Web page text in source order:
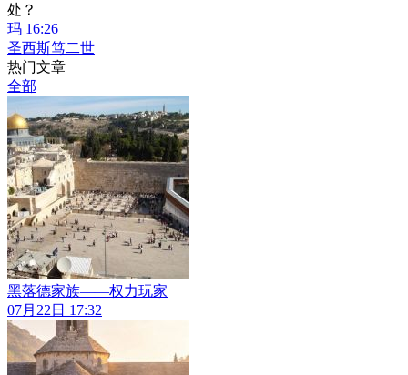
处？
玛 16:26
圣西斯笃二世
热门文章
全部
黑落德家族——权力玩家
07月22日 17:32